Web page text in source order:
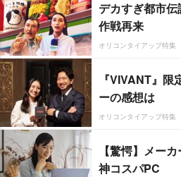
デカすぎ都市
作戦再来
オリコンタイアップ特集
『VIVANT』
ーの感想は
オリコンタイアップ特集
【驚愕】メー
神コスパPC